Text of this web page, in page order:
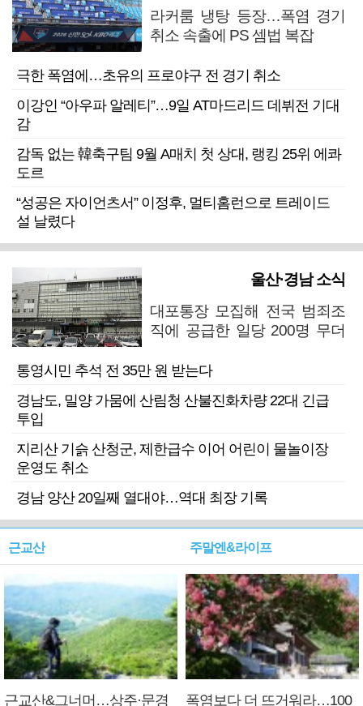
라커룸 냉탕 등장…폭염 경기
취소 속출에 PS 셈법 복잡
극한 폭염에…초유의 프로야구 전 경기 취소
이강인 “아우파 알레티”…9일 AT마드리드 데뷔전 기대
감
감독 없는 韓축구팀 9월 A매치 첫 상대, 랭킹 25위 에콰
도르
“성공은 자이언츠서” 이정후, 멀티홈런으로 트레이드
설 날렸다
울산·경남 소식
대포통장 모집해 전국 범죄조
직에 공급한 일당 200명 무더
통영시민 추석 전 35만 원 받는다
경남도, 밀양 가뭄에 산림청 산불진화차량 22대 긴급
투입
지리산 기슭 산청군, 제한급수 이어 어린이 물놀이장
운영도 취소
경남 양산 20일째 열대야…역대 최장 기록
근교산
근교산&그너머…상주·문경
주말엔&라이프
폭염보다 더 뜨거워라…100